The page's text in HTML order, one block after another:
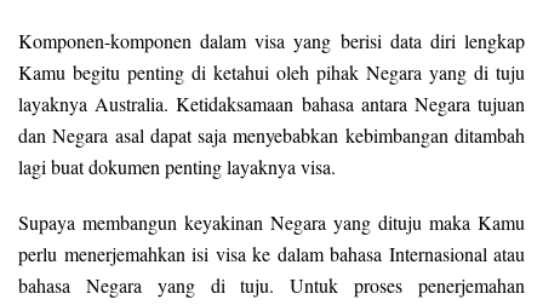
Komponen-komponen dalam visa yang berisi data diri lengkap
Kamu begitu penting di ketahui oleh pihak Negara yang di tuju
layaknya Australia. Ketidaksamaan bahasa antara Negara tujuan
dan Negara asal dapat saja menyebabkan kebimbangan ditambah
lagi buat dokumen penting layaknya visa.
Supaya membangun keyakinan Negara yang dituju maka Kamu
perlu menerjemahkan isi visa ke dalam bahasa Internasional atau
bahasa Negara yang di tuju. Untuk proses penerjemahan